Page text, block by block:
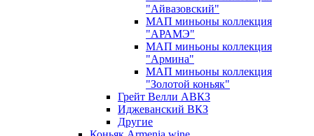
"Айвазовский"
МАП миньоны коллекция
"АРАМЭ"
МАП миньоны коллекция
"Армина"
МАП миньоны коллекция
"Золотой коньяк"
Грейт Велли АВКЗ
Иджеванский ВКЗ
Другие